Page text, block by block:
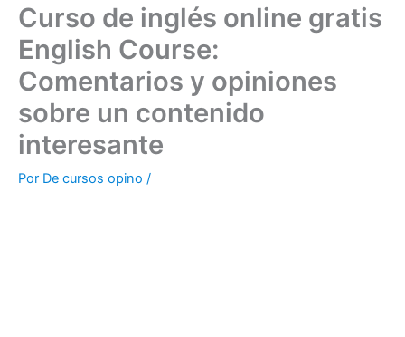
Curso de inglés online gratis
English Course:
Comentarios y opiniones
sobre un contenido
interesante
Por De cursos opino /